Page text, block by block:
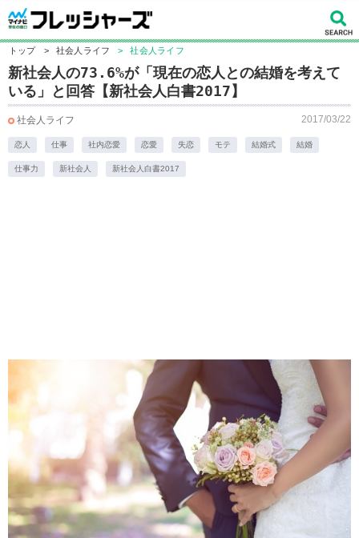
トップ > 社会人ライフ > 社会人ライフ
新社会人の73.6%が「現在の恋人との結婚を考えて
いる」と回答【新社会人白書2017】
社会人ライフ 2017/03/22
恋人 仕事 社内恋愛 恋愛 失恋 モテ 結婚式 結婚
仕事力 新社会人 新社会人白書2017